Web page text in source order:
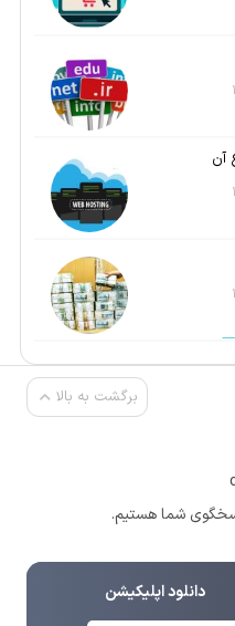
آن
برگشت به بالا
دانلود اپلیکیشن